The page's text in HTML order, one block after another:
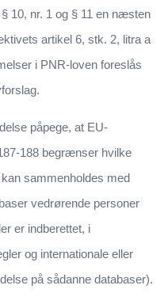
10, nr. 1 og § 11 en næsten
artikel 6, stk. 2, litra a
i PNR-loven foreslås
påpege, at EU-
188 begrænser hvilke
sammenholdes med
vedrørende personer
er indberettet, i
og internationale eller
på sådanne databaser).